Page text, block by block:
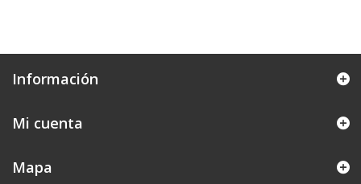
Información
Mi cuenta
Mapa